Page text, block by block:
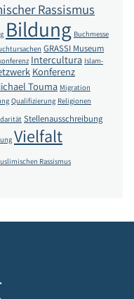
Rassismus
Bildung Buchmesse
GRASSI Museum
Intercultura Islam-
Konferenz
Touma Migration
Qualifizierung Religionen
Stellenausschreibung
Vielfalt
Rassismus